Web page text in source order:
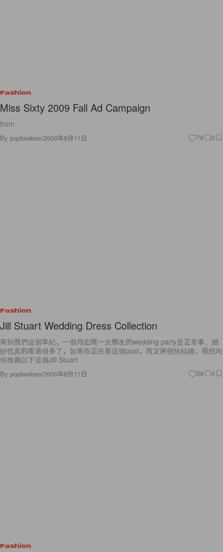
Fashion
Miss Sixty 2009 Fall Ad Campaign
from
By popbeebee/2009年8月11日 78 0
Fashion
Jill Stuart Wedding Dress Collection
來到我們這個年紀，一個月出席一次朋友的wedding party是正常事。婚
紗也真的看過很多了，如果你正在看這個post，而又將很快結婚，我想向
你推薦以下這個Jill Stuart
By popbeebee/2009年8月11日 29 0
Fashion